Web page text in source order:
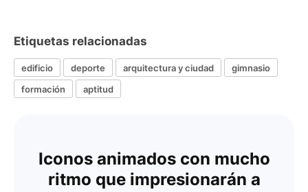
Etiquetas relacionadas
edificio deporte arquitectura y ciudad
gimnasio
formación
aptitud
Iconos animados con mucho
ritmo que impresionarán a